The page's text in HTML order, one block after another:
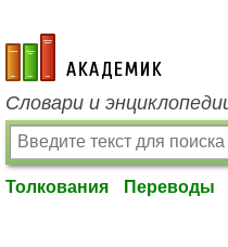
academic.ru
Словари и
Толкования Переводы